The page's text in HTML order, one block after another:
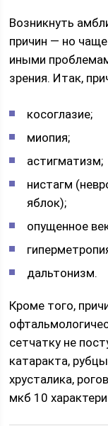
Возникнуть
причин — но
иными
зрения. Итак,
косоглазие;
миопия;
астигматизм;
нистагм
яблок);
опущенное
дальтонизм.
Кроме того,
сетчатку не
катаракта,
хрусталика,
мкб 10